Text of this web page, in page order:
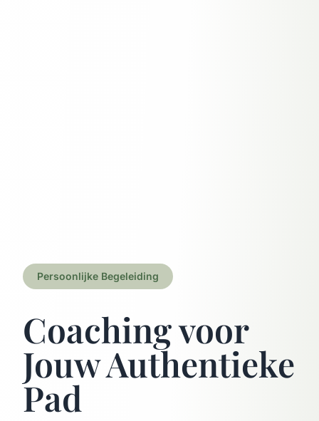
Persoonlijke Begeleiding
Coaching voor
Jouw Authentieke
Pad